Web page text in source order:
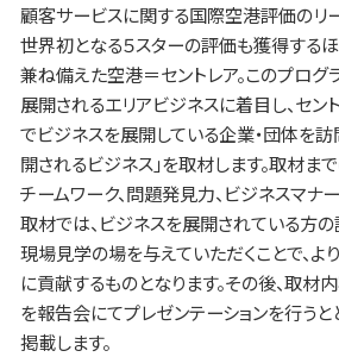
顧客サービスに関する国際空港評価のリ
世界初となる５スターの評価も獲得する
兼ね備えた空港＝セントレア。このプログ
展開されるエリアビジネスに着目し、セン
でビジネスを展開している企業・団体を訪
開されるビジネス」を取材します。取材ま
チームワーク、問題発見力、ビジネスマナ
取材では、ビジネスを展開されている方の
現場見学の場を与えていただくことで、よ
に貢献するものとなります。その後、取材
を報告会にてプレゼンテーションを行うと
掲載します。